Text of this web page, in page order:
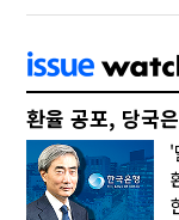
환율 공포, 당국